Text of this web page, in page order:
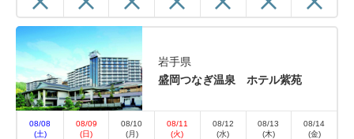
岩手県
盛岡つなぎ温泉 ホテル紫苑
08/08
(土)
08/09
(日)
08/10
(月)
08/11
(火)
08/12
(水)
08/13
(木)
08/14
(金)